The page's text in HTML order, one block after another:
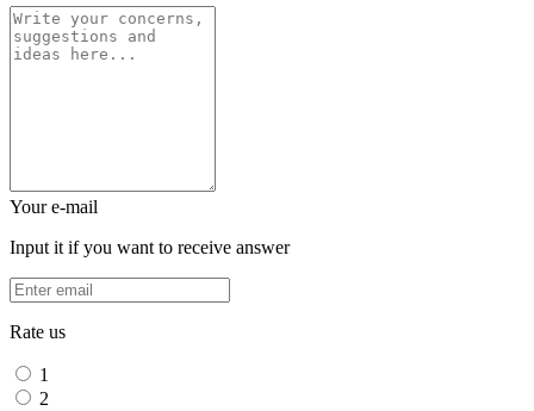
Your e-mail
Input it if you want to receive answer
Rate us
1
2